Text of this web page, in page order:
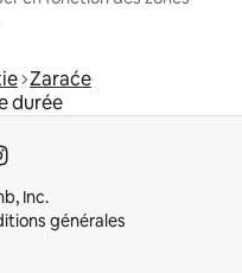
Zaraće
durée
Inc.
générales